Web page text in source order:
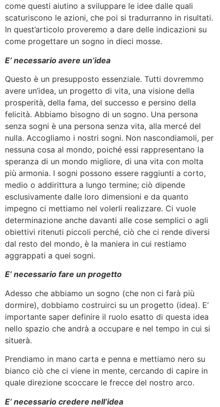
come questi aiutino a sviluppare le idee dalle quali
scaturiscono le azioni, che poi si tradurranno in risultati.
In quest’articolo proveremo a dare delle indicazioni su
come progettare un sogno in dieci mosse.
E’ necessario avere un’idea
Questo è un presupposto essenziale. Tutti dovremmo
avere un’idea, un progetto di vita, una visione della
prosperità, della fama, del successo e persino della
felicità. Abbiamo bisogno di un sogno. Una persona
senza sogni è una persona senza vita, alla mercé del
nulla. Accogliamo i nostri sogni. Non nascondiamoli, per
nessuna cosa al mondo, poiché essi rappresentano la
speranza di un mondo migliore, di una vita con molta
più armonia. I sogni possono essere raggiunti a corto,
medio o addirittura a lungo termine; ciò dipende
esclusivamente dalle loro dimensioni e da quanto
impegno ci mettiamo nel volerli realizzare. Ci vuole
determinazione anche davanti alle cose semplici o agli
obiettivi ritenuti piccoli perché, ciò che ci rende diversi
dal resto del mondo, è la maniera in cui restiamo
aggrappati a quei sogni.
E’ necessario fare un progetto
Adesso che abbiamo un sogno (che non ci farà più
dormire), dobbiamo costruirci su un progetto (idea). E’
importante saper definire il ruolo esatto di questa idea
nello spazio che andrà a occupare e nel tempo in cui si
situerà.
Prendiamo in mano carta e penna e mettiamo nero su
bianco ciò che ci viene in mente, cercando di capire in
quale direzione scoccare le frecce del nostro arco.
E’ necessario credere nell’idea